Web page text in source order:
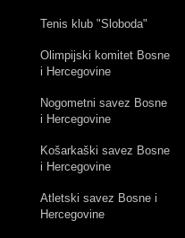
Tenis klub "Sloboda"
Olimpijski komitet Bosne
i Hercegovine
Nogometni savez Bosne
i Hercegovine
Košarkaški savez Bosne
i Hercegovine
Atletski savez Bosne i
Hercegovine